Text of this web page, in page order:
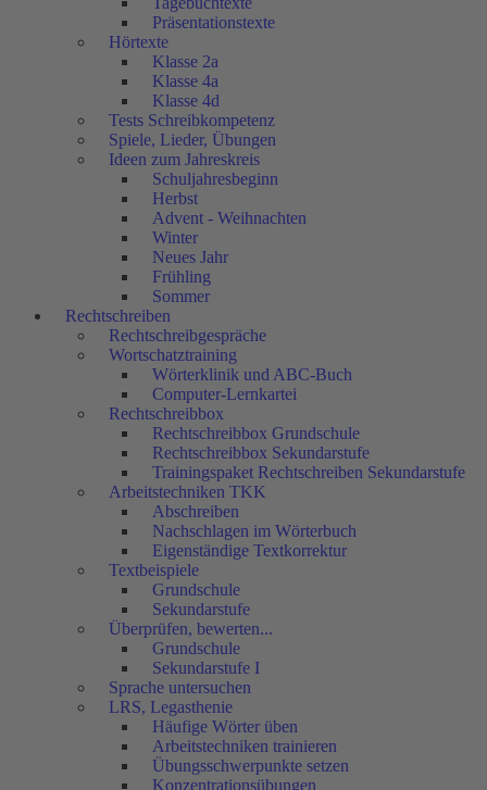
Präsentationstexte
Hörtexte
Klasse 2a
Klasse 4a
Klasse 4d
Tests Schreibkompetenz
Spiele, Lieder, Übungen
Ideen zum Jahreskreis
Schuljahresbeginn
Herbst
Advent - Weihnachten
Winter
Neues Jahr
Frühling
Sommer
Rechtschreiben
Rechtschreibgespräche
Wortschatztraining
Wörterklinik und ABC-Buch
Computer-Lernkartei
Rechtschreibbox
Rechtschreibbox Grundschule
Rechtschreibbox Sekundarstufe
Trainingspaket Rechtschreiben Sekundarstufe
Arbeitstechniken TKK
Abschreiben
Nachschlagen im Wörterbuch
Eigenständige Textkorrektur
Textbeispiele
Grundschule
Sekundarstufe
Überprüfen, bewerten...
Grundschule
Sekundarstufe I
Sprache untersuchen
LRS, Legasthenie
Häufige Wörter üben
Arbeitstechniken trainieren
Übungsschwerpunkte setzen
Konzentrationsübungen